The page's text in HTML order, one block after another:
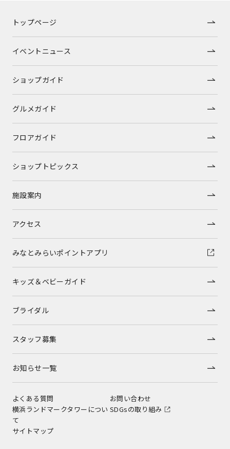
トップページ
イベントニュース
ショップガイド
グルメガイド
フロアガイド
ショップトピックス
施設案内
アクセス
みなとみらいポイントアプリ
キッズ＆ベビーガイド
ブライダル
スタッフ募集
お知らせ一覧
よくある質問
お問い合わせ
横浜ランドマークタワーについ
て
SDGsの取り組み
サイトマップ